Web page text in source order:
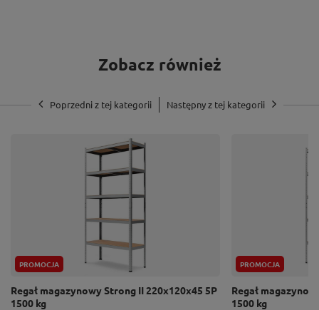
Jako wypełnienie półki zastosowaliśmy estetyczną i
materiałem ekologicznym, bezpiecznym dla
wszystkich konsumentów i przyjaznym dla środowiska.
Powierzchnia płyty nie ma wybrzuszeń, co odróżnia ją
od tanich odpowiedników. Klasa higieny E1.
Zobacz również
Poprzedni z tej kategorii Następny z tej kategorii
PROMOCJA
Regał magazynowy Strong II 220x120x45 5P
1500 kg
PROMOCJA
Regał
1500 kg